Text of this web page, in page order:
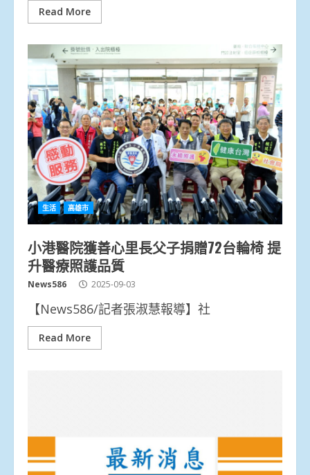
Read More
生活 高雄市
小港醫院獲善心里長父子捐贈72台輪椅 提
升醫療照護品質
News586 2025-09-03
【News586/記者張淑慧報導】社
Read More